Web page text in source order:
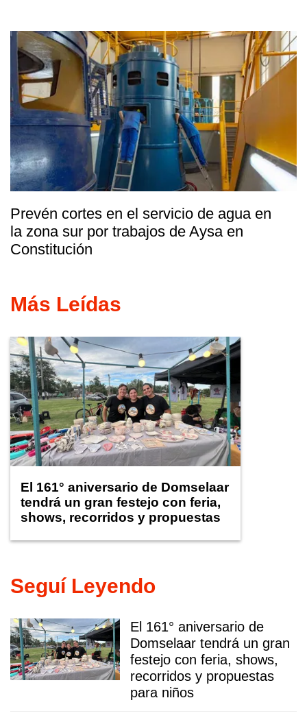
Prevén cortes en el servicio de agua en
la zona sur por trabajos de Aysa en
Constitución
Más Leídas
El 161° aniversario de Domselaar
tendrá un gran festejo con feria,
shows, recorridos y propuestas
Seguí Leyendo
El 161° aniversario de
Domselaar tendrá un gran
festejo con feria, shows,
recorridos y propuestas
para niños